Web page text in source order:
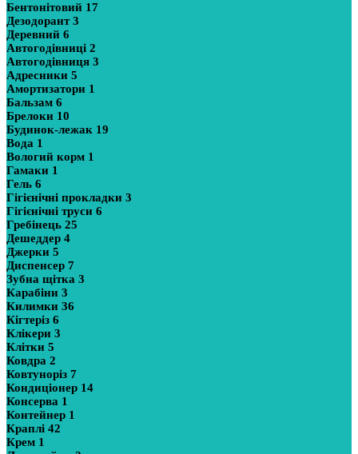
Бентонітовий 17
Дезодорант3
Деревний 6
Автогодівниці 2
Автогодівниця 3
Адресники 5
Амортизатори 1
Бальзам 6
Брелоки 10
Будинок-лежак 19
Вода 1
Вологий корм 1
Гамаки 1
Гель 6
Гігієнічні прокладки 3
Гігієнічні труси 6
Гребінець 25
Дешеддер 4
Джерки 5
Диспенсер 7
Зубна щітка 3
Карабіни 3
Килимки 36
Кігтеріз 6
Клікери 3
Клітки 5
Ковдра 2
Ковтуноріз 7
Кондиціонер 14
Консерва 1
Контейнер 1
Краплі 42
Крем 1